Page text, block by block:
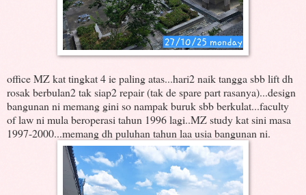
office MZ kat tingkat 4 ie paling atas...hari2 naik tangga sbb lift dh
rosak berbulan2 tak siap2 repair (tak de spare part rasanya)...design
bangunan ni memang gini so nampak buruk sbb berkulat...faculty
of law ni mula beroperasi tahun 1996 lagi..MZ study kat sini masa
1997-2000...memang dh puluhan tahun laa usia bangunan ni.